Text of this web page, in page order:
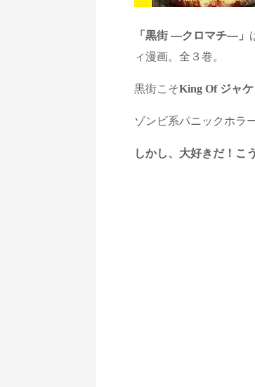
「黒街 —クロマチ—」
ィ漫画。全３巻。
黒街こそKing Of ジャ
ゾンビ系パニックホラ
しかし、大好きだ！こ